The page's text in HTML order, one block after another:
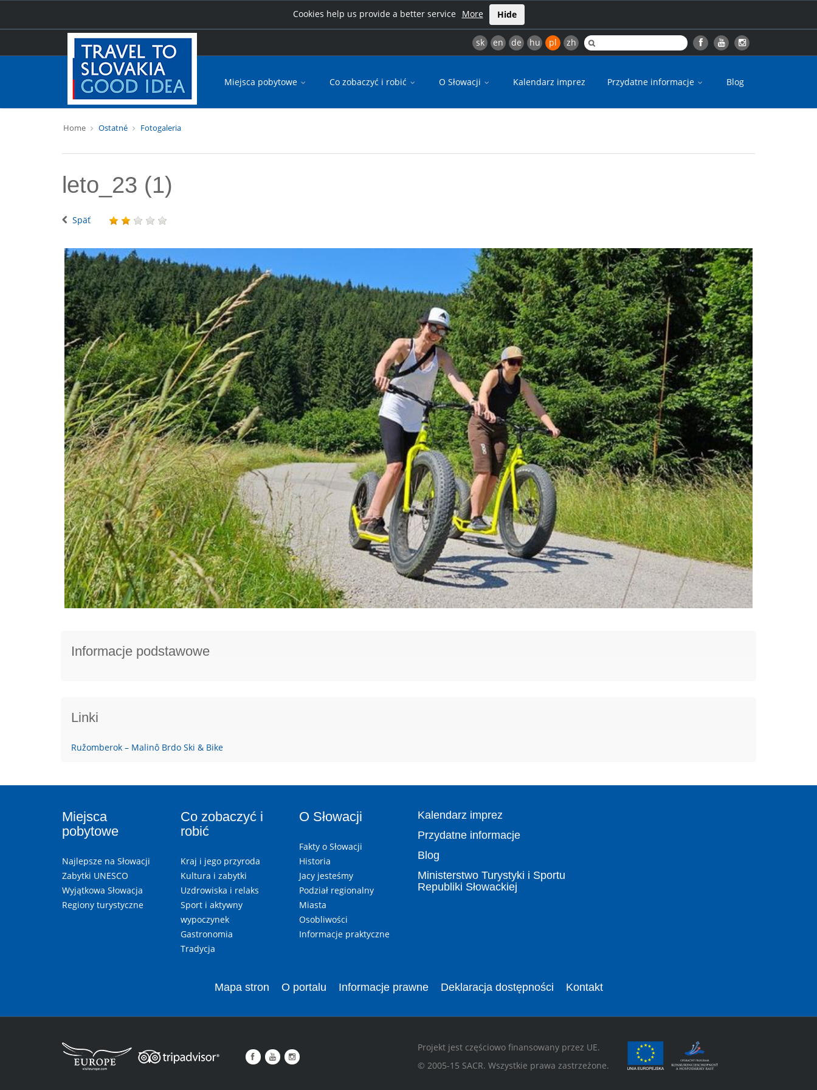
Cookies help us provide a better service More Hide
sk en de hu pl zh
Miejsca pobytowe Co zobaczyć i robić O Słowacji Kalendarz imprez Przydatne informacje Blog
Home Ostatné Fotogaleria
leto_23 (1)
Späť
Informacje podstawowe
Linki
Ružomberok – Malinô Brdo Ski & Bike
Miejsca
pobytowe
Najlepsze na Słowacji
Zabytki UNESCO
Wyjątkowa Słowacja
Regiony turystyczne
Co zobaczyć i
robić
Kraj i jego przyroda
Kultura i zabytki
Uzdrowiska i relaks
Sport i aktywny
wypoczynek
Gastronomia
Tradycja
O Słowacji
Fakty o Słowacji
Historia
Jacy jesteśmy
Podział regionalny
Miasta
Osobliwości
Informacje praktyczne
Kalendarz imprez
Przydatne informacje
Blog
Ministerstwo Turystyki i Sportu
Republiki Słowackiej
Mapa stron O portalu Informacje prawne Deklaracja dostępności Kontakt
Projekt jest częściowo finansowany przez UE.
© 2005-15 SACR. Wszystkie prawa zastrzeżone.